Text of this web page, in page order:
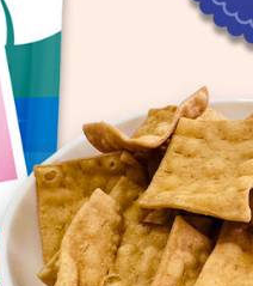
https://aftee.tw/terms/#terms3
３．未成年的使用者請事先徵得
「AFTEE先享後付」，若未經
任。
４．使用「AFTEE先享後付」
即時審查核予不同之上限額度
結果請求用戶進行身份認證。
５．嚴禁一人註冊多個帳號或使
形，恩沛科技股份有限公司將有
動。